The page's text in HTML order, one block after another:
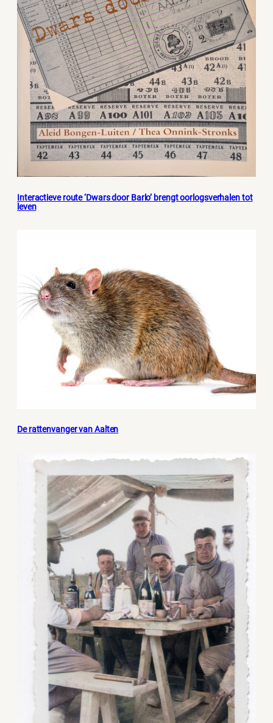
Interactieve route ‘Dwars door Barlo’ brengt oorlogsverhalen tot
leven
De rattenvanger van Aalten